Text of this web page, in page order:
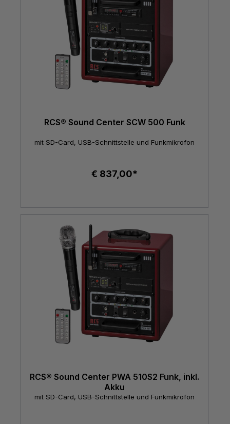
RCS® Sound Center SCW 500 Funk
mit SD-Card, USB-Schnittstelle und Funkmikrofon
€ 837,00*
RCS® Sound Center PWA 510S2 Funk, inkl.
Akku
mit SD-Card, USB-Schnittstelle und Funkmikrofon